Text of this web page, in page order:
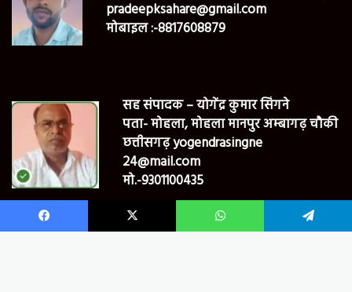
pradeepksahare@gmail.com
मोबाइल :-8817608879
सह संपादक – योगेंद्र कुमार सिंगने
पता- मोहला, मोहला मानपुर अम्बागढ़ चौकी
छत्तीसगढ़ yogendrasingne
24@mail.com
मो.-9301100435
Facebook X WhatsApp Telegram